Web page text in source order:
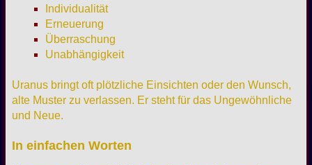
Individualität
Erneuerung
Überraschung
Unabhängigkeit
Uranus bringt oft plötzliche Einsichten oder den Wunsch,
alte Muster zu verlassen. Er steht für das Ungewöhnliche
und Neue.
In einfachen Worten